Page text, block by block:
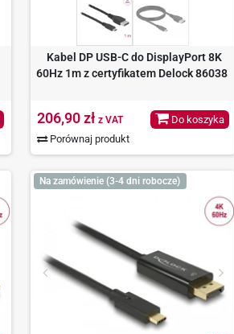
Kabel DP USB-C do DisplayPort 8K
60Hz 1m z certyfikatem Delock 86038
206,90 zł z VAT
Porównaj produkt
Do koszyka
Na zamówienie (3-4 dni robocze)